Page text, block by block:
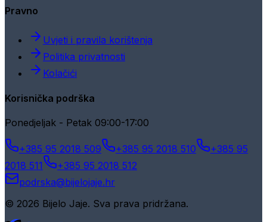
Pravno
Uvjeti i pravila korištenja
Politika privatnosti
Kolačići
Korisnička podrška
Ponedjeljak - Petak 09:00-17:00
+385 95 2018 509 +385 95 2018 510
+385 95
2018 511
+385 95 2018 512
podrska@bijelojaje.hr
© 2026 Bijelo Jaje. Sva prava pridržana.